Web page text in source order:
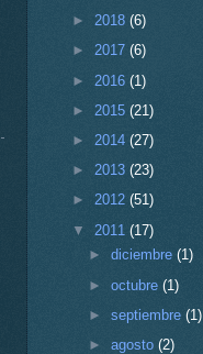
► 2018 (6)
► 2017 (6)
► 2016 (1)
► 2015 (21)
► 2014 (27)
► 2013 (23)
► 2012 (51)
▼ 2011 (17)
►diciembre(1)
►octubre(1)
►septiembre(1)
►agosto(2)